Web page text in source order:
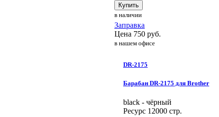
Купить
в наличии
Заправка
Цена 750 руб.
в нашем офисе
DR-2175
Барабан DR-2175 для Brother
black - чёрный
Ресурс 12000 стр.